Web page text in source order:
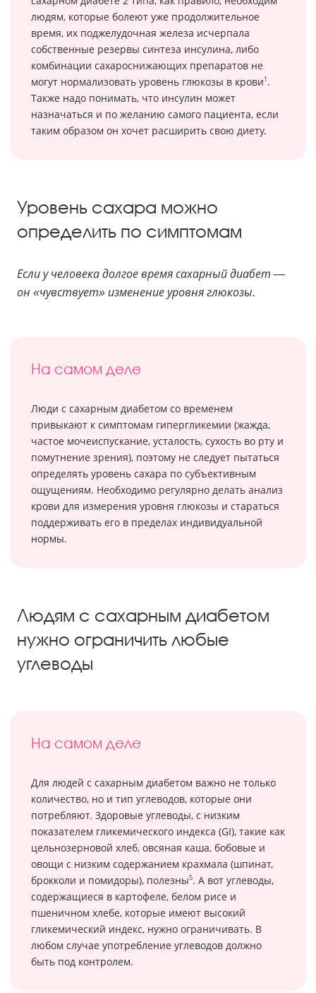
людям, которые болеют уже продолжительное
время, их поджелудочная железа исчерпала
собственные резервы синтеза инсулина, либо
комбинации сахароснижающих препаратов не
могут нормализовать уровень глюкозы в крови1.
Также надо понимать, что инсулин может
назначаться и по желанию самого пациента, если
таким образом он хочет расширить свою диету.
Уровень сахара можно
определить по симптомам
Если у человека долгое время сахарный диабет —
он «чувствует» изменение уровня глюкозы.
На самом деле
Люди с сахарным диабетом со временем
привыкают к симптомам гипергликемии (жажда,
частое мочеиспускание, усталость, сухость во рту и
помутнение зрения), поэтому не следует пытаться
определять уровень сахара по субъективным
ощущениям. Необходимо регулярно делать анализ
крови для измерения уровня глюкозы и стараться
поддерживать его в пределах индивидуальной
нормы.
Людям с сахарным диабетом
нужно ограничить любые
углеводы
На самом деле
Для людей с сахарным диабетом важно не только
количество, но и тип углеводов, которые они
потребляют. Здоровые углеводы, с низким
показателем гликемического индекса (GI), такие как
цельнозерновой хлеб, овсяная каша, бобовые и
овощи с низким содержанием крахмала (шпинат,
брокколи и помидоры), полезны5. А вот углеводы,
содержащиеся в картофеле, белом рисе и
пшеничном хлебе, которые имеют высокий
гликемический индекс, нужно ограничивать. В
любом случае употребление углеводов должно
быть под контролем.